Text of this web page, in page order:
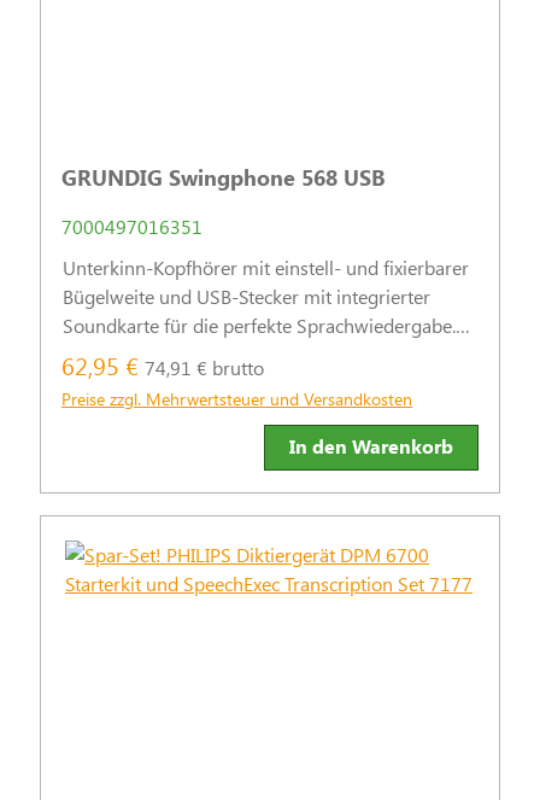
GRUNDIG Swingphone 568 USB
7000497016351
Unterkinn-Kopfhörer mit einstell- und fixierbarer
Bügelweite und USB-Stecker mit integrierter
Soundkarte für die perfekte Sprachwiedergabe.
Lautstärkebegrenzung: 85 dB. Dieser Kopfhörer
schont die Frisur und kann über ein Stellrad
optimal auf die Kopf
62,95 € 74,91 € brutto
Preise zzgl. Mehrwertsteuer und Versandkosten
In den Warenkorb